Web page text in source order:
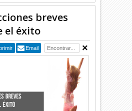
breves
el éxito
Email